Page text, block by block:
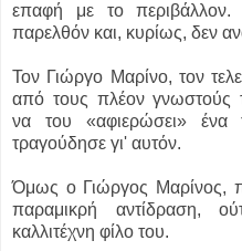
επαφή με το
παρελθόν και, κυρίως, δεν
Τον Γιώργο Μαρίνο, τον
από τους πλέον γνωστούς
να του «αφιερώσει» ένα
τραγούδησε γι' αυτόν.
Όμως ο Γιώργος Μαρίνος,
παραμικρή αντίδραση,
καλλιτέχνη φίλο του.